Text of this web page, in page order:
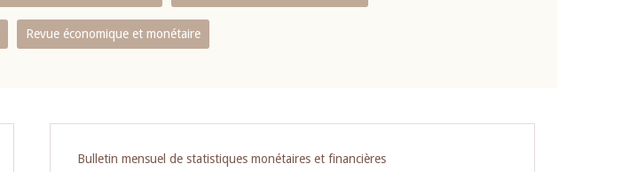
Revue économique et monétaire
Bulletin mensuel de statistiques monétaires et financières